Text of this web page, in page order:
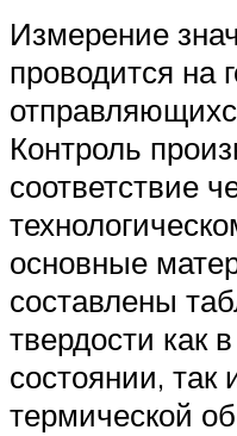
Измерение
проводится на
Контроль
соответствие
основные
составлены
твердости как
состоянии, так
термической